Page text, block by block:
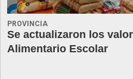
PROVINCIA
Se actualizaron los
Alimentario Escolar